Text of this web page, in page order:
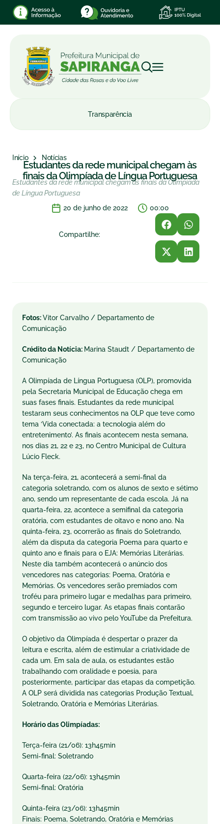
Transparência
Início Notícias
Estudantes da rede municipal chegam às
finais da Olimpíada de Língua Portuguesa
Estudantes da rede municipal chegam às finais da Olimpíada
de Língua Portuguesa
20 de junho de 2022
00:00
Compartilhe:
Fotos:Vitor Carvalho / Departamento de
Comunicação
Crédito da Notícia: Marina Staudt / Departamento de
Comunicação
A Olimpíada de Língua Portuguesa (OLP), promovida
pela Secretaria Municipal de Educação chega em
suas fases finais. Estudantes da rede municipal
testaram seus conhecimentos na OLP que teve como
tema ‘Vida conectada: a tecnologia além do
entretenimento’. As finais acontecem nesta semana,
nos dias 21, 22 e 23, no Centro Municipal de Cultura
Lúcio Fleck.
Na terça-feira, 21, acontecerá a semi-final da
categoria soletrando, com os alunos de sexto e sétimo
ano, sendo um representante de cada escola. Já na
quarta-feira, 22, acontece a semifinal da categoria
oratória, com estudantes de oitavo e nono ano. Na
quinta-feira, 23, ocorrerão as finais do Soletrando,
além da disputa da categoria Poema para quarto e
quinto ano e finais para o EJA: Memórias Literárias.
Neste dia também acontecerá o anúncio dos
vencedores nas categorias: Poema, Oratória e
Memórias. Os vencedores serão premiados com
troféu para primeiro lugar e medalhas para primeiro,
segundo e terceiro lugar. As etapas finais contarão
com transmissão ao vivo pelo YouTube da Prefeitura.
O objetivo da Olimpíada é despertar o prazer da
leitura e escrita, além de estimular a criatividade de
cada um. Em sala de aula, os estudantes estão
trabalhando com oralidade e poesia, para
posteriormente, participar das etapas da competição.
A OLP será dividida nas categorias Produção Textual,
Soletrando, Oratória e Memórias Literárias.
Horário das Olimpíadas:
Terça-feira (21/06): 13h45min
Semi-final: Soletrando
Quarta-feira (22/06): 13h45min
Semi-final: Oratória
Quinta-feira (23/06): 13h45min
Finais: Poema, Soletrando, Oratória e Memórias